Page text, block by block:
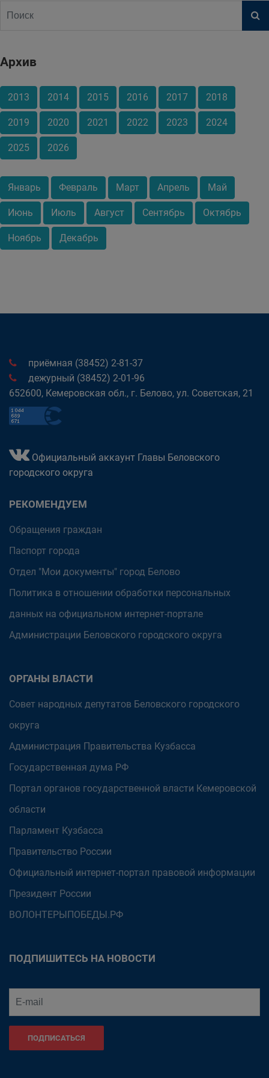
Архив
2013 2014 2015 2016 2017 2018
2019 2020 2021 2022 2023 2024
2025 2026
Январь Февраль Март Апрель Май
Июнь Июль Август Сентябрь Октябрь
Ноябрь Декабрь
приёмная (38452) 2-81-37
дежурный (38452) 2-01-96
652600, Кемеровская обл., г. Белово, ул. Советская, 21
Официальный аккаунт Главы Беловского
городского округа
РЕКОМЕНДУЕМ
Обращения граждан
Паспорт города
Отдел "Мои документы" город Белово
Политика в отношении обработки персональных
данных на официальном интернет-портале
Администрации Беловского городского округа
ОРГАНЫ ВЛАСТИ
Совет народных депутатов Беловского городского
округа
Администрация Правительства Кузбасса
Государственная дума РФ
Портал органов государственной власти Кемеровской
области
Парламент Кузбасса
Правительство России
Официальный интернет-портал правовой информации
Президент России
ВОЛОНТЕРЫПОБЕДЫ.РФ
ПОДПИШИТЕСЬ НА НОВОСТИ
ПОДПИСАТЬСЯ